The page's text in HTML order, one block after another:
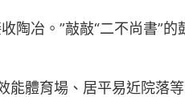
陶冶。”敲敲“二不尚書”
體育場、居平易近院落